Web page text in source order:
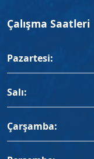
Çalışma Saatleri
Pazartesi:
Salı:
Çarşamba: